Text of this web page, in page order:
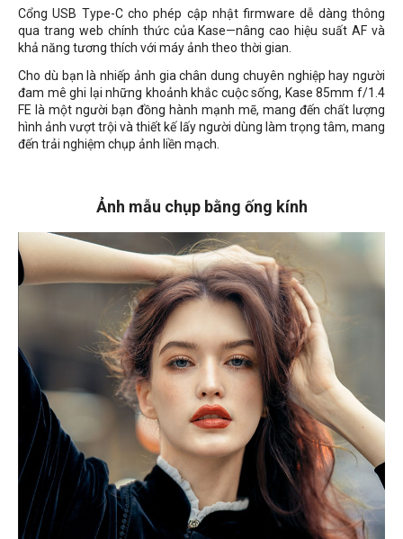
Cổng USB Type-C cho phép cập nhật firmware dễ dàng thông
qua trang web chính thức của Kase—nâng cao hiệu suất AF và
khả năng tương thích với máy ảnh theo thời gian.
Cho dù bạn là nhiếp ảnh gia chân dung chuyên nghiệp hay người
đam mê ghi lại những khoảnh khắc cuộc sống, Kase 85mm f/1.4
FE là một người bạn đồng hành mạnh mẽ, mang đến chất lượng
hình ảnh vượt trội và thiết kế lấy người dùng làm trọng tâm, mang
đến trải nghiệm chụp ảnh liền mạch.
Ảnh mẫu chụp bằng ống kính